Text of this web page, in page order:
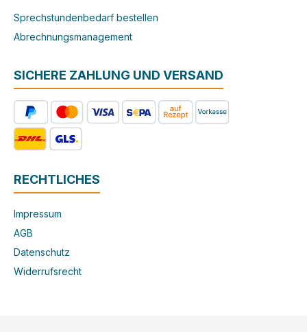
Sprechstundenbedarf bestellen
Abrechnungsmanagement
SICHERE ZAHLUNG UND VERSAND
RECHTLICHES
Impressum
AGB
Datenschutz
Widerrufsrecht